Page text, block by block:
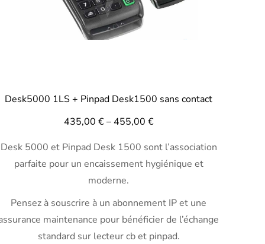
Desk5000 1LS + Pinpad Desk1500 sans contact
435,00 €–455,00 €
Desk 5000 et Pinpad Desk 1500 sont l’association
parfaite pour un encaissement hygiénique et
moderne.
Pensez à souscrire à un abonnement IP et une
maintenance pour bénéficier de l’échange
standard sur lecteur cb et pinpad.